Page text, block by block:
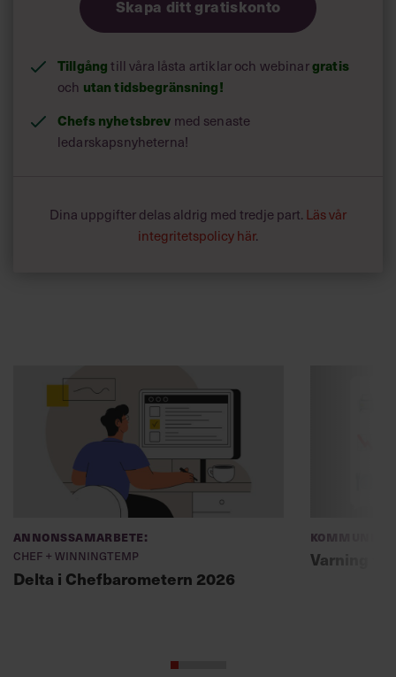
Skapa ditt gratiskonto
Tillgångtill våra låsta artiklar och webinargratis
och utan tidsbegränsning!
Chefs nyhetsbrev med senaste
ledarskapsnyheterna!
Dina uppgifter delas aldrig med tredje part. Läs vår
integritetspolicy här.
Annonssamarbete:
Chef + Winningtemp
Delta i Chefbarometern 2026
Varning